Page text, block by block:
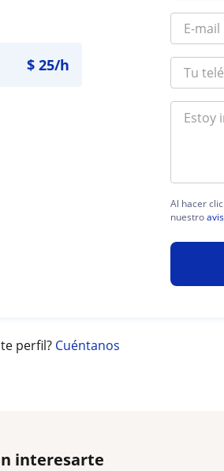
$25/h
Al hacer
nuestro
perfil? Cuéntanos
interesarte